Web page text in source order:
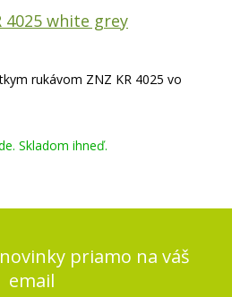
4025 white grey
rukávom ZNZ KR 4025 vo
Skladom ihneď.
priamo na váš
email